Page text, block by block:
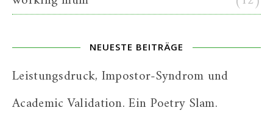
NEUESTE BEITRÄGE
Leistungsdruck, Impostor-Syndrom und
Academic Validation. Ein Poetry Slam.